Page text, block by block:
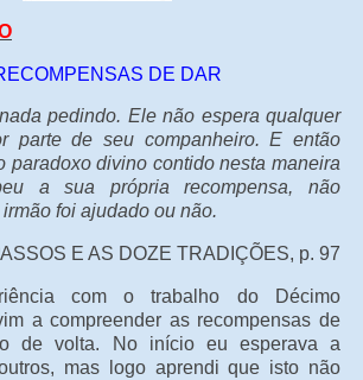
DE DAR
pedindo. Ele não espera qualquer
parte de seu companheiro. E então
paradoxo divino contido nesta maneira
a sua própria recompensa, não
foi ajudado ou não.
E AS DOZE TRADIÇÕES, p. 97
com o trabalho do Décimo
a compreender as recompensas de
de volta. No início eu esperava a
mas logo aprendi que isto não